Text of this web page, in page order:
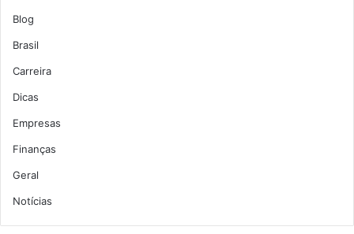
Blog
Brasil
Carreira
Dicas
Empresas
Finanças
Geral
Notícias